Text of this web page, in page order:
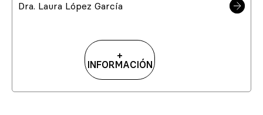
Dra. Laura López García
+
INFORMACIÓN